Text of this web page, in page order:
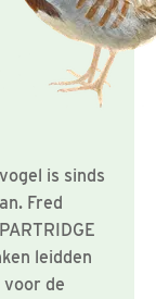
is sinds
Fred
leidden
voor de